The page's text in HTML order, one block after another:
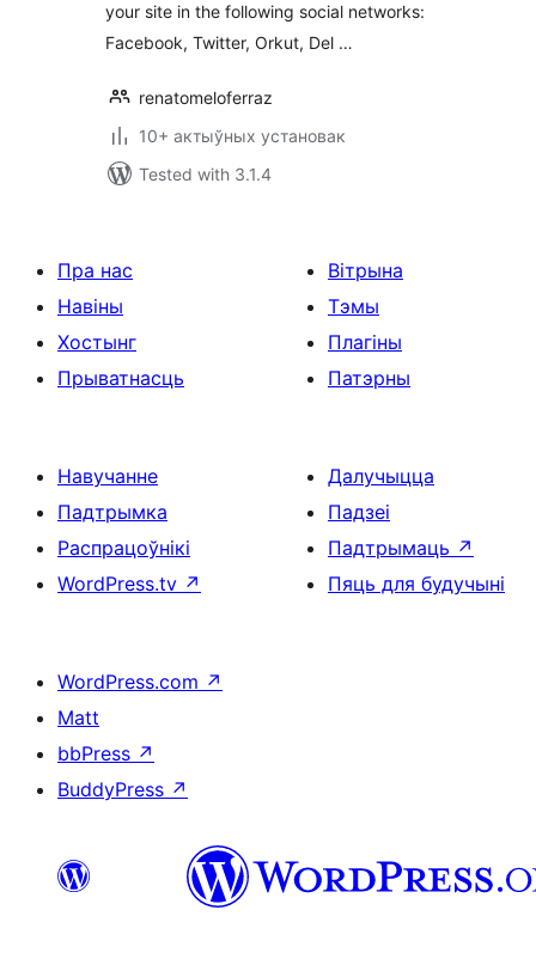
your site in the following social networks:
Facebook, Twitter, Orkut, Del …
renatomeloferraz
10+ актыўных установак
Tested with 3.1.4
Пра нас
Навіны
Хостынг
Прыватнасць
Вітрына
Тэмы
Плагіны
Патэрны
Навучанне
Падтрымка
Распрацоўнікі
WordPress.tv ↗
Далучыцца
Падзеі
Падтрымаць ↗
Пяць для будучыні
WordPress.com ↗
Matt
bbPress ↗
BuddyPress ↗